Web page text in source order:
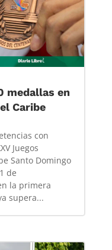
medallas en
Caribe
con
Juegos
Santo Domingo
de
la primera
supera...